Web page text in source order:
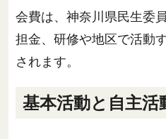
会費は、神奈川県民生委
担金、研修や地区で活動
されます。
基本活動と自主活